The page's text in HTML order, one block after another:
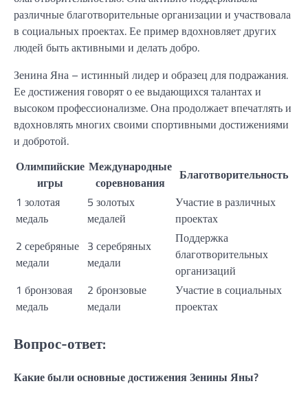
различные благотворительные организации и участвовала
в социальных проектах. Ее пример вдохновляет других
людей быть активными и делать добро.
Зенина Яна – истинный лидер и образец для подражания.
Ее достижения говорят о ее выдающихся талантах и
высоком профессионализме. Она продолжает впечатлять и
вдохновлять многих своими спортивными достижениями
и добротой.
Олимпийские
игры
Международные
соревнования
Благотворительность
1 золотая
медаль
5 золотых
медалей
Участие в различных
проектах
2 серебряные
медали
3 серебряных
медали
Поддержка
благотворительных
организаций
1 бронзовая
медаль
2 бронзовые
медали
Участие в социальных
проектах
Вопрос-ответ:
Какие были основные достижения Зенины Яны?